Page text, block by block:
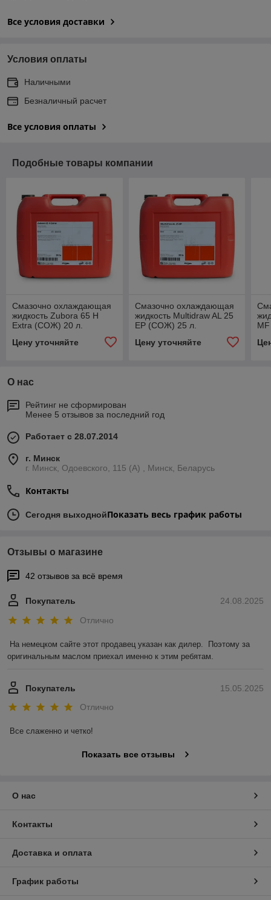
Все условия доставки
Условия оплаты
Наличными
Безналичный расчет
Все условия оплаты
Подобные товары компании
Смазочно охлаждающая
жидкость Zubora 65 H
Extra (СОЖ) 20 л.
Цену уточняйте
Смазочно охлаждающая
жидкость Multidraw AL 25
EP (СОЖ) 25 л.
Цену уточняйте
О нас
Рейтинг не сформирован
Менее 5 отзывов за последний год
Работает с 28.07.2014
г. Минск
г. Минск, Одоевского, 115 (А) , Минск, Беларусь
Контакты
Сегодня выходнойПоказать весь график работы
Отзывы о магазине
42 отзывов за всё время
24.08.2025
Покупатель
Отлично
На немецком сайте этот продавец указан как дилер.  Поэтому за
оригинальным маслом приехал именно к этим ребятам.
15.05.2025
Покупатель
Отлично
Все слаженно и четко!
Показать все отзывы
О нас
Контакты
Доставка и оплата
График работы